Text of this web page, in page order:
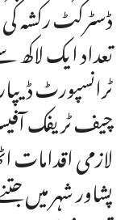
ڈسٹرکٹ رکشہ
تعداد ایک
ٹرانسپورٹ
چیف ٹریفک
لازمی
پشاور شہر میں